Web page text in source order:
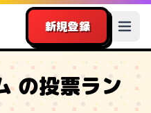
新規登録
の投票ラン